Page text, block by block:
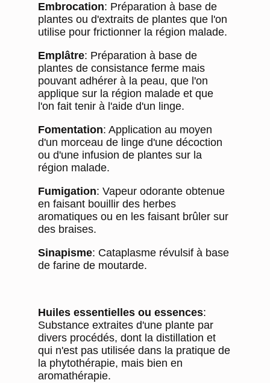
Embrocation: Préparation à base de
plantes ou d'extraits de plantes que l'on
utilise pour frictionner la région malade.
Emplâtre: Préparation à base de
plantes de consistance ferme mais
pouvant adhérer à la peau, que l'on
applique sur la région malade et que
l'on fait tenir à l'aide d'un linge.
Fomentation: Application au moyen
d'un morceau de linge d'une décoction
ou d'une infusion de plantes sur la
région malade.
Fumigation: Vapeur odorante obtenue
en faisant bouillir des herbes
aromatiques ou en les faisant brûler sur
des braises.
Sinapisme: Cataplasme révulsif à base
de farine de moutarde.
Huiles essentielles ou essences:
Substance extraites d'une plante par
divers procédés, dont la distillation et
qui n'est pas utilisée dans la pratique de
la phytothérapie, mais bien en
aromathérapie.